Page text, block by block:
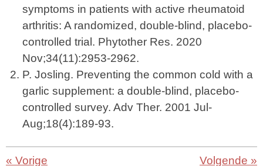
symptoms in patients with active rheumatoid
arthritis: A randomized, double-blind, placebo-
controlled trial. Phytother Res. 2020
Nov;34(11):2953-2962.
P. Josling. Preventing the common cold with a
garlic supplement: a double-blind, placebo-
controlled survey. Adv Ther. 2001 Jul-
Aug;18(4):189-93.
« Vorige Volgende »